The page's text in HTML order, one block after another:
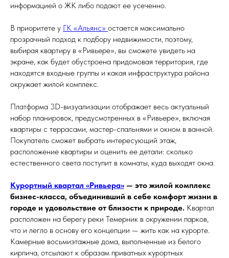
информацией о ЖК либо подают ее усеченно.
В приоритете у ГК «Альянс» остается максимально
прозрачный подход к подбору недвижимости, поэтому,
выбирая квартиру в «Ривьере», вы сможете увидеть на
экране, как будет обустроена придомовая территория, где
находятся входные группы и какая инфраструктура района
окружает жилой комплекс.
Платформа 3D-визуализации отображает весь актуальный
набор планировок, предусмотренных в «Ривьере», включая
квартиры с террасами, мастер-спальнями и окном в ванной.
Покупатель сможет выбрать интересующий этаж,
расположение квартиры и оценить ее детали: сколько
естественного света поступит в комнаты, куда выходят окна.
Курортный квартал «Ривьера» — это жилой комплекс
бизнес-класса, объединивший в себе комфорт жизни в
городе и удовольствие от близости к природе. Квартал
расположен на берегу реки Темерник в окружении парков,
что и легло в основу его концепции — жить как на курорте.
Камерные восьмиэтажные дома, выполненные из белого
кирпича, отсылают к образам приватных курортных